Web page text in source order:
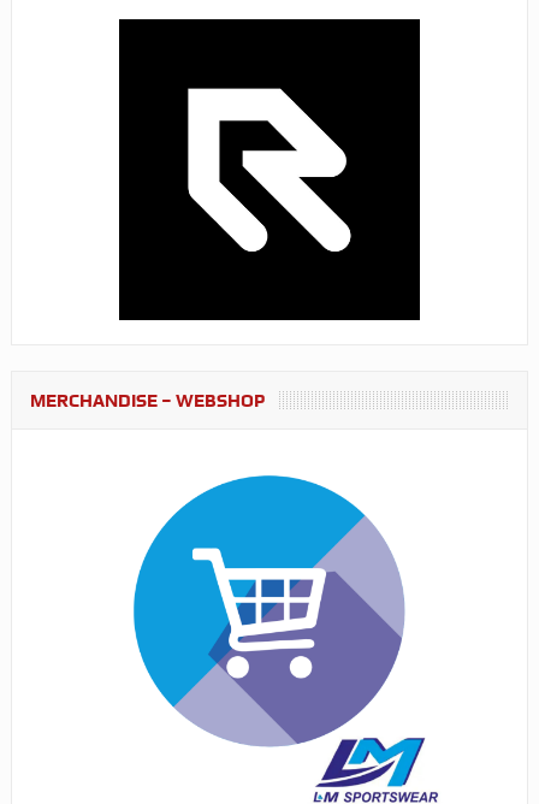
MERCHANDISE – WEBSHOP